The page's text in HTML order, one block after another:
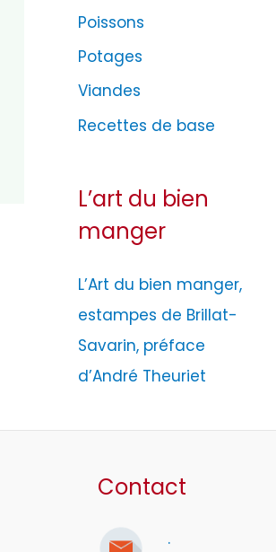
Poissons
Potages
Viandes
Recettes de base
L’art du bien
manger
L’Art du bien manger,
estampes de Brillat-
Savarin, préface
d’André Theuriet
Contact
.